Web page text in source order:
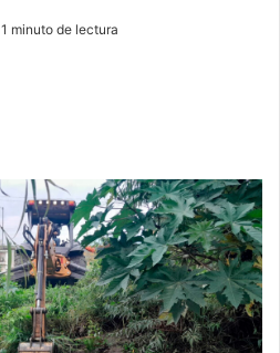
1 minuto de lectura